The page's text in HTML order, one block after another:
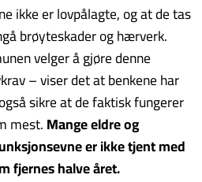
ikke er lovpålagte, og at de tas
brøyteskader og hærverk.
velger å gjøre denne
– viser det at benkene har
sikre at de faktisk fungerer
mest.Mange eldre og
er ikke tjent med
fjernes halve året.